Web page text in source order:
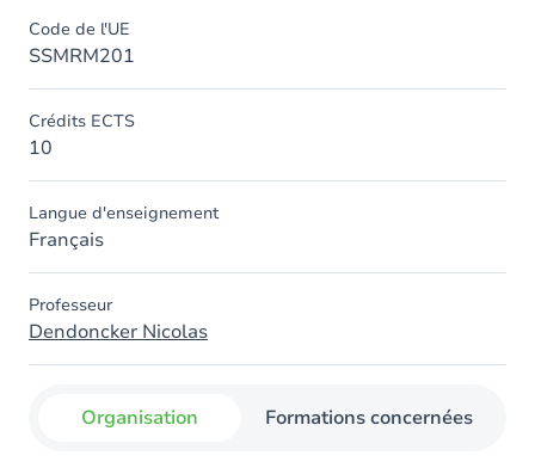
Code de l'UE
SSMRM201
Crédits ECTS
10
Langue d'enseignement
Français
Professeur
Dendoncker Nicolas
Organisation Formations concernées